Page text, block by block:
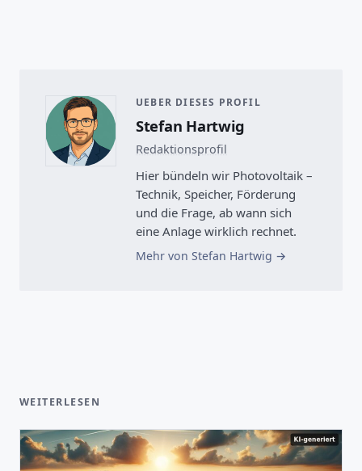
UEBER DIESES PROFIL
Stefan Hartwig
Redaktionsprofil
Hier bündeln wir Photovoltaik –
Technik, Speicher, Förderung
und die Frage, ab wann sich
eine Anlage wirklich rechnet.
Mehr von Stefan Hartwig
WEITERLESEN